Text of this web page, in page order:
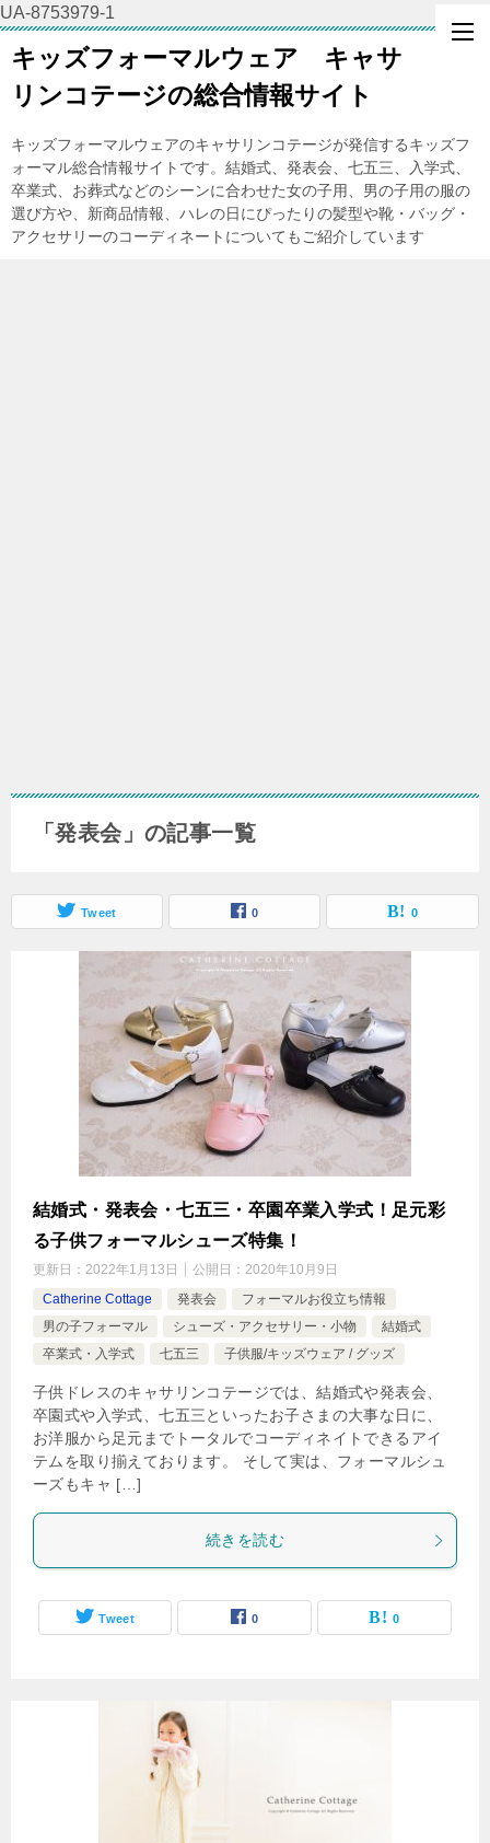
UA-8753979-1
キッズフォーマルウェア キャサ
リンコテージの総合情報サイト
キッズフォーマルウェアのキャサリンコテージが発信するキッズフ
ォーマル総合情報サイトです。結婚式、発表会、七五三、入学式、
卒業式、お葬式などのシーンに合わせた女の子用、男の子用の服の
選び方や、新商品情報、ハレの日にぴったりの髪型や靴・バッグ・
アクセサリーのコーディネートについてもご紹介しています
「発表会」の記事一覧
Tweet 0 0
結婚式・発表会・七五三・卒園卒業入学式！足元彩
る子供フォーマルシューズ特集！
更新日： 2022年1月13日 公開日： 2020年10月9日
Catherine Cottage
発表会
フォーマルお役立ち情報
男の子フォーマル
シューズ・アクセサリー・小物
結婚式
卒業式・入学式
七五三 子供服/キッズウェア / グッズ
子供ドレスのキャサリンコテージでは、結婚式や発表会、
卒園式や入学式、七五三といったお子さまの大事な日に、
お洋服から足元までトータルでコーディネイトできるアイ
テムを取り揃えております。 そして実は、フォーマルシュ
ーズもキャ […]
続きを読む
Tweet 0 0